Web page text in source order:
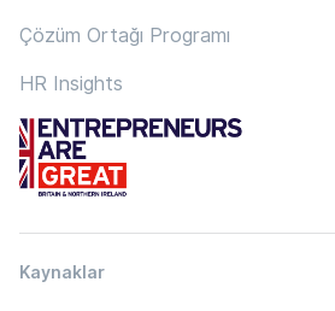
Çözüm Ortağı Programı
HR Insights
Kaynaklar